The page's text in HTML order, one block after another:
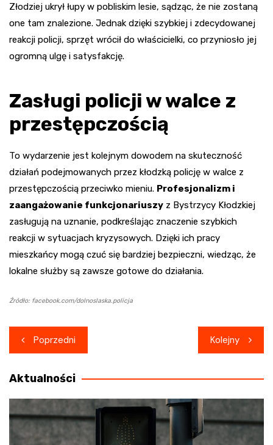
Złodziej ukrył łupy w pobliskim lesie, sądząc, że nie zostaną
one tam znalezione. Jednak dzięki szybkiej i zdecydowanej
reakcji policji, sprzęt wrócił do właścicielki, co przyniosło jej
ogromną ulgę i satysfakcję.
Zasługi policji w walce z
przestępczością
To wydarzenie jest kolejnym dowodem na skuteczność
działań podejmowanych przez kłodzką policję w walce z
przestępczością przeciwko mieniu. Profesjonalizm i
zaangażowanie funkcjonariuszy z Bystrzycy Kłodzkiej
zasługują na uznanie, podkreślając znaczenie szybkich
reakcji w sytuacjach kryzysowych. Dzięki ich pracy
mieszkańcy mogą czuć się bardziej bezpieczni, wiedząc, że
lokalne służby są zawsze gotowe do działania.
Źródło: facebook.com/dolnoslaska.policja
Nawigacja
wpisu
Poprzedni Kolejny
Aktualności